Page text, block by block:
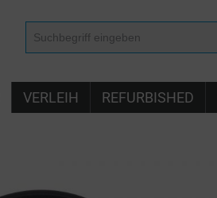
VERLEIH REFURBISHED